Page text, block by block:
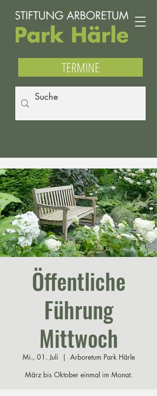
TERMINE
Öffentliche
Führung
Mittwoch
Mi., 01. Juli
  |
Arboretum Park Härle
März bis Oktober einmal im Monat.